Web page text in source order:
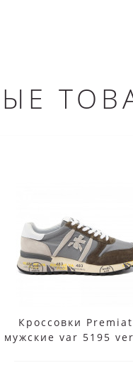
Кроссовки
мужские var 5195